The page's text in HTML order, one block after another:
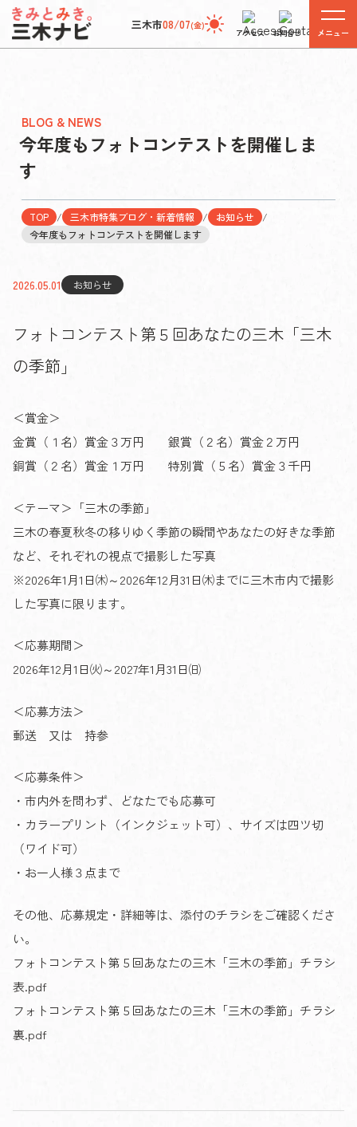
三木市08/07(金)
アクセス お問合せ メニュー
BLOG & NEWS
今年度もフォトコンテストを開催しま
す
TOP / 三木市特集ブログ・新着情報 / お知らせ
/
今年度もフォトコンテストを開催します
2026.05.01 お知らせ
フォトコンテスト第５回あなたの三木「三木
の季節」
＜賞金＞
金賞（１名）賞金３万円 銀賞（２名）賞金２万円
銅賞（２名）賞金１万円 特別賞（５名）賞金３千円
＜テーマ＞「三木の季節」
三木の春夏秋冬の移りゆく季節の瞬間やあなたの好きな季節
など、それぞれの視点で撮影した写真
※2026年1月1日㈭～2026年12月31日㈭までに三木市内で撮影
した写真に限ります。
＜応募期間＞
2026年12月1日㈫～2027年1月31日㈰
＜応募方法＞
郵送 又は 持参
＜応募条件＞
・市内外を問わず、どなたでも応募可
・カラープリント（インクジェット可）、サイズは四ツ切
（ワイド可）
・お一人様３点まで
その他、応募規定・詳細等は、添付のチラシをご確認くださ
い。
フォトコンテスト第５回あなたの三木「三木の季節」チラシ
表.pdf
フォトコンテスト第５回あなたの三木「三木の季節」チラシ
裏.pdf